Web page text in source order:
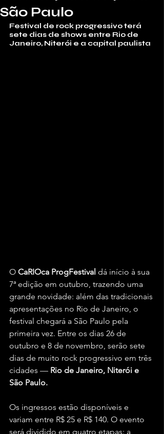
São Paulo
Festival de rock progressivo terá
sete dias de shows entre Rio de
Janeiro, Niterói e a capital paulista
O CaRIOca ProgFestival dá início à sua
7ª edição em outubro, trazendo uma
grande novidade: além das tradicionais
apresentações no Rio de Janeiro, o
festival chegará a São Paulo pela
primeira vez. Entre os dias 26 de
outubro e 8 de novembro, serão sete
dias de muito rock progressivo em três
cidades — Rio de Janeiro, Niterói e
São Paulo.
Os ingressos estão disponíveis e
variam entre R$ 25 e R$ 140. O evento
será dividido em quatro etapas: a